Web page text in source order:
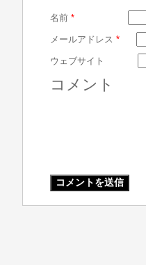
名前 *
メールアドレス *
ウェブサイト
コメント